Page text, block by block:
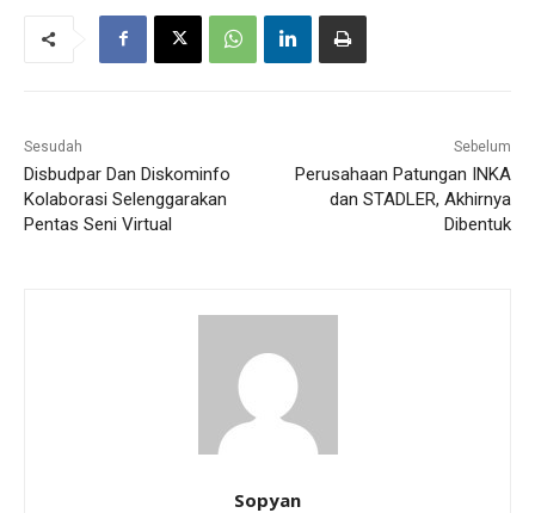
Sesudah
Disbudpar Dan Diskominfo
Kolaborasi Selenggarakan
Pentas Seni Virtual
Sebelum
Perusahaan Patungan INKA
dan STADLER, Akhirnya
Dibentuk
Sopyan